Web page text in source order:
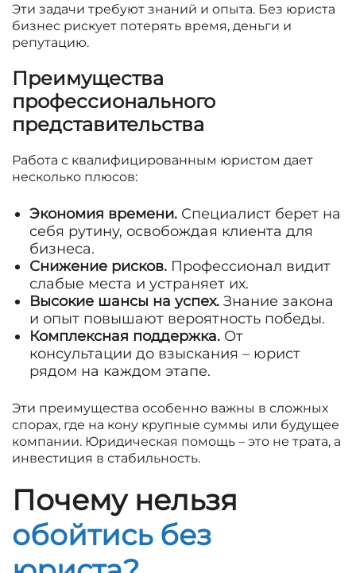
Эти задачи требуют знаний и опыта. Без юриста
бизнес рискует потерять время, деньги и
репутацию.
Преимущества
профессионального
представительства
Работа с квалифицированным юристом дает
несколько плюсов:
Экономия времени. Специалист берет на
себя рутину, освобождая клиента для
бизнеса.
Снижение рисков. Профессионал видит
слабые места и устраняет их.
Высокие шансы на успех. Знание закона
и опыт повышают вероятность победы.
Комплексная поддержка. От
консультации до взыскания – юрист
рядом на каждом этапе.
Эти преимущества особенно важны в сложных
спорах, где на кону крупные суммы или будущее
компании. Юридическая помощь – это не трата, а
инвестиция в стабильность.
Почему нельзя
обойтись без